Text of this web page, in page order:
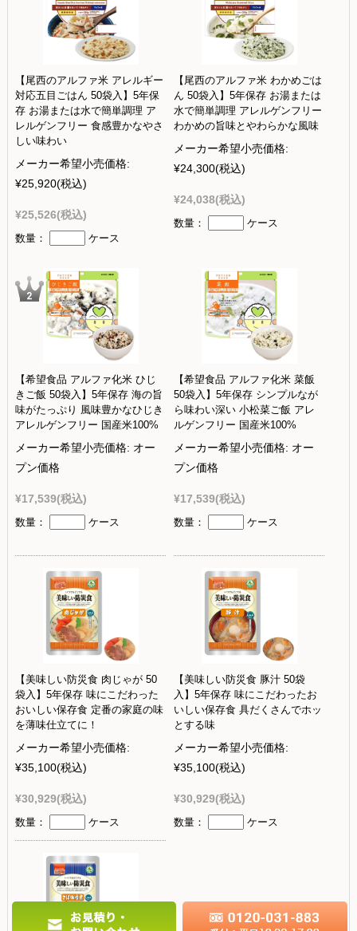
【尾西のアルファ米 アレルギー
対応五目ごはん 50袋入】5年保
存 お湯または水で簡単調理 ア
レルゲンフリー 食感豊かなやさ
しい味わい
メーカー希望小売価格:
¥25,920(税込)
¥25,526(税込)
数量： ケース
【尾西のアルファ米 わかめごは
ん 50袋入】5年保存 お湯または
水で簡単調理 アレルゲンフリー
わかめの旨味とやわらかな風味
メーカー希望小売価格:
¥24,300(税込)
¥24,038(税込)
数量： ケース
【希望食品 アルファ化米 ひじ
きご飯 50袋入】5年保存 海の旨
味がたっぷり 風味豊かなひじき
アレルゲンフリー 国産米100%
メーカー希望小売価格: オー
プン価格
¥17,539(税込)
数量： ケース
【希望食品 アルファ化米 菜飯
50袋入】5年保存 シンプルなが
ら味わい深い 小松菜ご飯 アレ
ルゲンフリー 国産米100%
メーカー希望小売価格: オー
プン価格
¥17,539(税込)
数量： ケース
【美味しい防災食 肉じゃが 50
袋入】5年保存 味にこだわった
おいしい保存食 定番の家庭の味
を薄味仕立てに！
メーカー希望小売価格:
¥35,100(税込)
¥30,929(税込)
数量： ケース
【美味しい防災食 豚汁 50袋
入】5年保存 味にこだわったお
いしい保存食 具だくさんでホッ
とする味
メーカー希望小売価格:
¥35,100(税込)
¥30,929(税込)
数量： ケース